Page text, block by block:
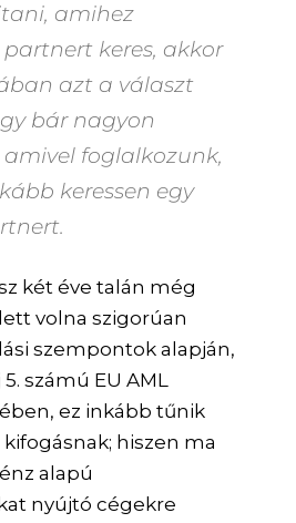
amihez
keres, akkor
azt a választ
bár nagyon
foglalkozunk,
keressen egy
két éve talán még
volna szigorúan
szempontok alapján,
számú EU AML
ez inkább tűnik
hiszen ma
alapú
nyújtó cégekre